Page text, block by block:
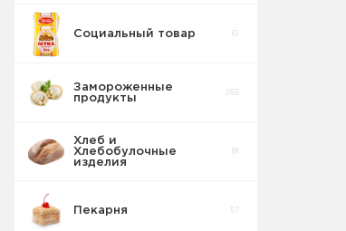
Социальный товар 61
Замороженные
продукты
269
Хлеб и
Хлебобулочные
изделия
81
Пекарня 57